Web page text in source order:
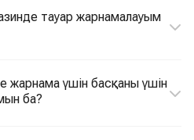
тауар жарнамалауым
жарнама үшін басқаны үшін
ба?